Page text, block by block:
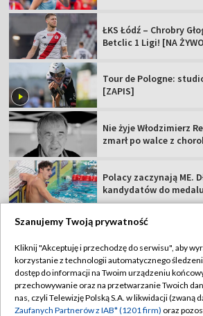
ŁKS Łódź – Chrobry
Betclic 1 Ligi! [NA
Tour de Pologne:
[ZAPIS]
Nie żyje Włodzimierz
zmarł po walce z
Polacy zaczynają ME.
kandydatów do medalu
TVP
Abonament TVP
Sklep TVP
Regulamin TVP
Polityka
Szanujemy Twoją prywatność
Kliknij "Akceptuję i przechodzę do serwisu", aby
korzystanie z technologii automatycznego
dostęp do informacji na Twoim urządzeniu
przechowywanie oraz na przetwarzanie Twoich
nas, czyli Telewizję Polską S.A. w likwidacji (zwaną
Zaufanych Partnerów z IAB* (1201 firm) oraz